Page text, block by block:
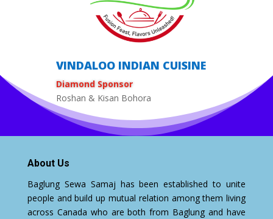
VINDALOO INDIAN CUISINE
Diamond Sponsor
Roshan & Kisan Bohora
About Us
Baglung Sewa Samaj has been established to unite
people and build up mutual relation among them living
across Canada who are both from Baglung and have